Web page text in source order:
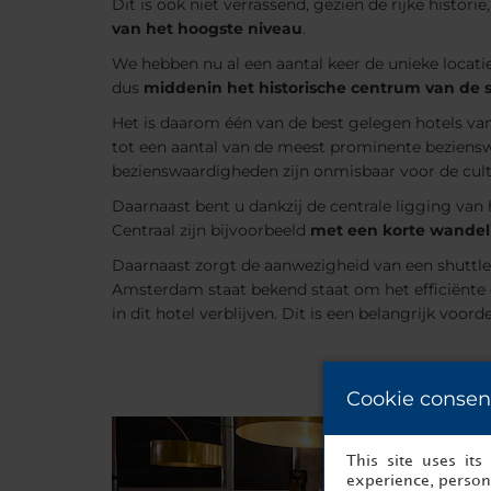
Dit is ook niet verrassend, gezien de rijke
van het hoogste niveau.
We hebben nu al een aantal keer de unieke
dus middenin het historische centrum van de
Het is daarom één van de best gelegen hotels
tot een aantal van de meest prominente
bezienswaardigheden zijn onmisbaar voor de
Daarnaast bent u dankzij de centrale ligging
Centraal zijn bijvoorbeeld met een korte
Daarnaast zorgt de aanwezigheid van een
Amsterdam staat bekend staat om het efficiënte
in dit hotel verblijven. Dit is een belangrijk
Cookie
This site uses its
experience,